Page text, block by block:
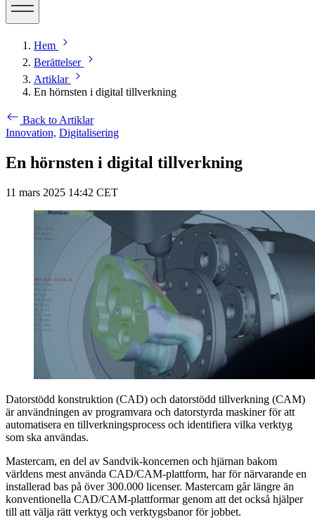
Hem
Berättelser
Artiklar
En hörnsten i digital tillverkning
Back to Artiklar
Innovation, Digitalisering
En hörnsten i digital tillverkning
11 mars 2025 14:42 CET
Datorstödd konstruktion (CAD) och datorstödd tillverkning (CAM)
är användningen av programvara och datorstyrda maskiner för att
automatisera en tillverkningsprocess och identifiera vilka verktyg
som ska användas.
Mastercam, en del av Sandvik-koncernen och hjärnan bakom
världens mest använda CAD/CAM-plattform, har för närvarande en
installerad bas på över 300.000 licenser. Mastercam går längre än
konventionella CAD/CAM-plattformar genom att det också hjälper
till att välja rätt verktyg och verktygsbanor för jobbet.